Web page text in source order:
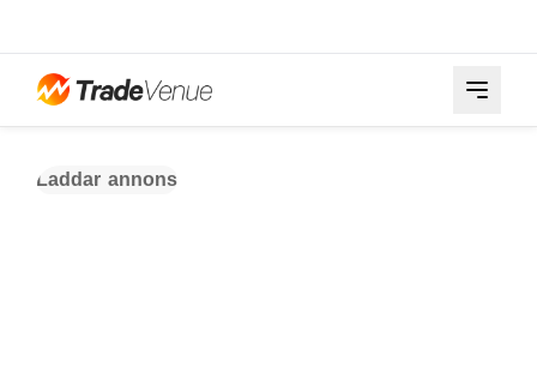
Laddar annons